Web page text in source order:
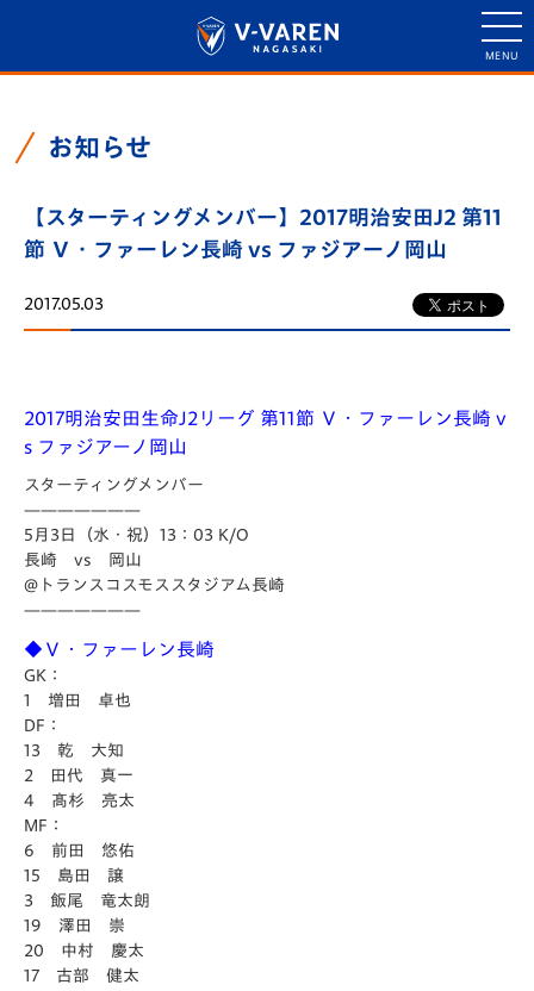
お知らせ
【スターティングメンバー】2017明治安田J2 第11
節 Ｖ・ファーレン長崎 vs ファジアーノ岡山
2017.05.03
2017明治安田生命J2リーグ 第11節 Ｖ・ファーレン長崎 v
s ファジアーノ岡山
スターティングメンバー
———————
5月3日（水・祝）13：03 K/O
長崎 vs 岡山
@トランスコスモススタジアム長崎
———————
◆Ｖ・ファーレン長崎
GK：
1 増田 卓也
DF：
13 乾 大知
2 田代 真一
4 髙杉 亮太
MF：
6 前田 悠佑
15 島田 譲
3 飯尾 竜太朗
19 澤田 崇
20 中村 慶太
17 古部 健太